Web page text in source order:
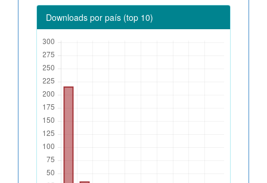
Downloads por país (top 10)